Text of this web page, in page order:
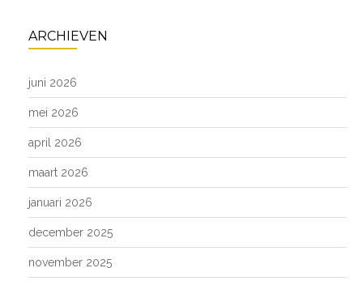
ARCHIEVEN
juni 2026
mei 2026
april 2026
maart 2026
januari 2026
december 2025
november 2025